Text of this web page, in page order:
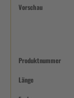
Vorschau
Produktnummer
Länge